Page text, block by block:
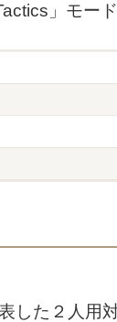
」モード
した２人用